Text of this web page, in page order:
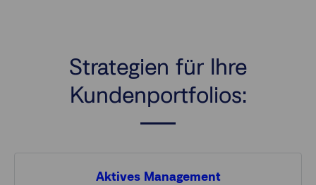
Strategien für Ihre
Kundenportfolios:
Aktives Management